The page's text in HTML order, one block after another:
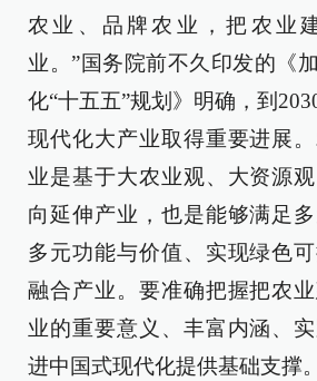
农业、品牌农业，把农业
业。”国务院前不久印发的《
化“十五五”规划》明确，到
现代化大产业取得重要进展
业是基于大农业观、大资源
向延伸产业，也是能够满足
多元功能与价值、实现绿色
融合产业。要准确把握把农
业的重要意义、丰富内涵、
进中国式现代化提供基础支撑。